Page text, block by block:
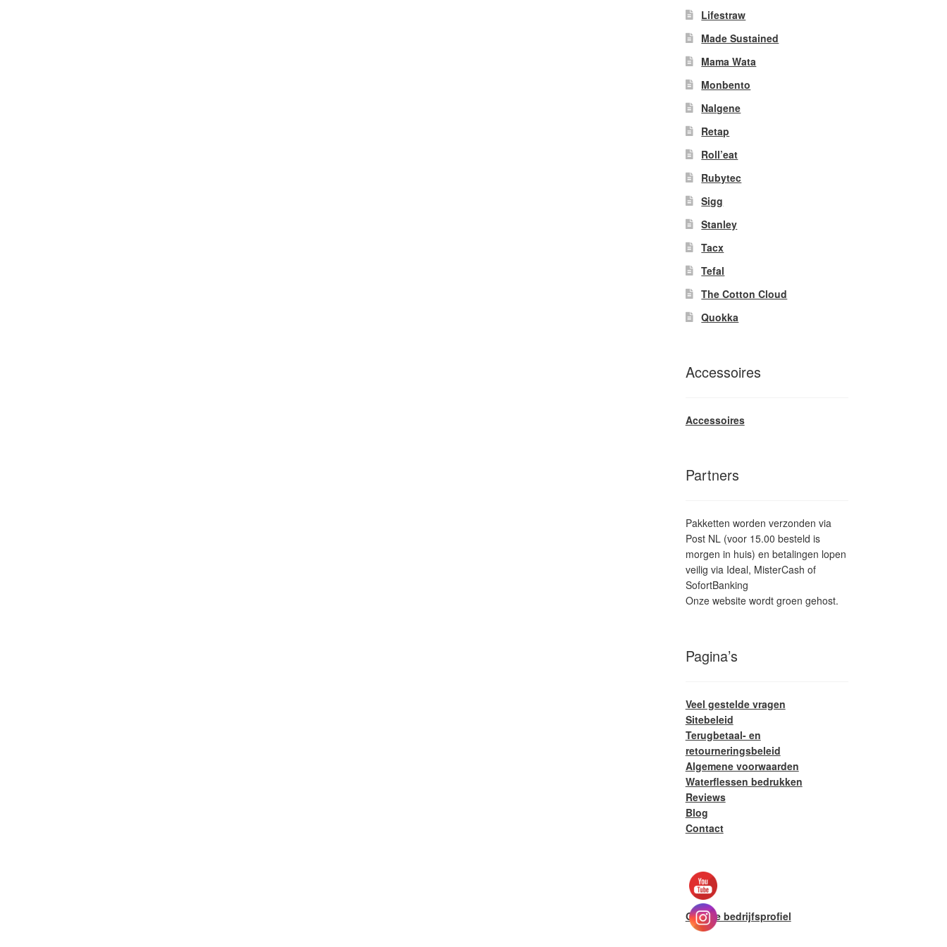
Lifestraw
Made Sustained
Mama Wata
Monbento
Nalgene
Retap
Roll’eat
Rubytec
Sigg
Stanley
Tacx
Tefal
The Cotton Cloud
Quokka
Accessoires
Accessoires
Partners
Pakketten worden verzonden via
Post NL (voor 15.00 besteld is
morgen in huis) en betalingen lopen
veilig via Ideal, MisterCash of
SofortBanking
Onze website wordt groen gehost.
Pagina’s
Veel gestelde vragen
Sitebeleid
Terugbetaal- en
retourneringsbeleid
Algemene voorwaarden
Waterflessen bedrukken
Reviews
Blog
Contact
Google bedrijfsprofiel